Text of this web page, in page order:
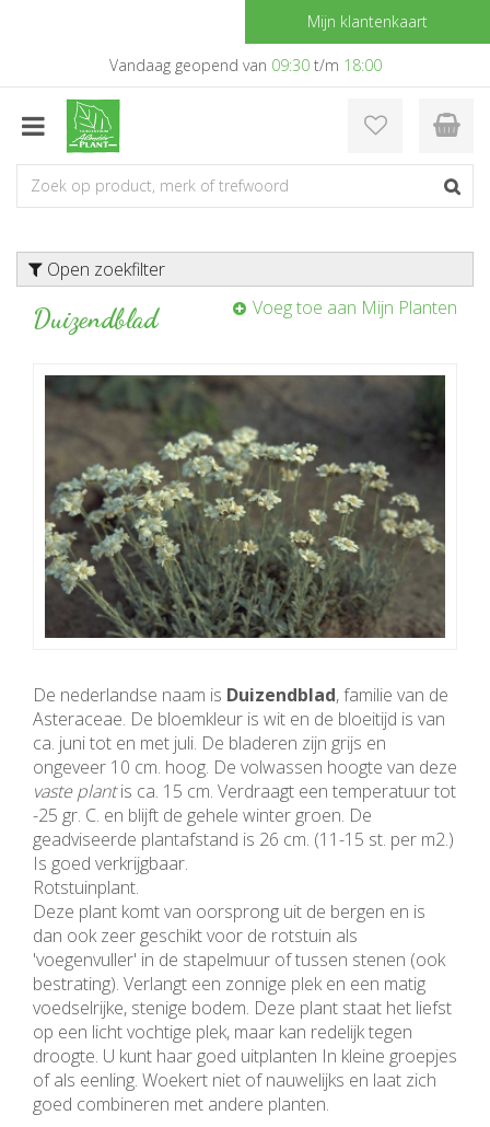
a
Mijn klantenkaart
Vandaag geopend van 09:30t/m 18:00
Open zoekfilter
Duizendblad Voeg toe aan Mijn Planten
De nederlandse naam is Duizendblad, familie van de
Asteraceae. De bloemkleur is wit en de bloeitijd is van
ca. juni tot en met juli. De bladeren zijn grijs en
ongeveer 10 cm. hoog. De volwassen hoogte van deze
vaste plantis ca. 15 cm. Verdraagt een temperatuur tot
-25 gr. C. en blijft de gehele winter groen. De
geadviseerde plantafstand is 26 cm. (11-15 st. per m2.)
Is goed verkrijgbaar.
Rotstuinplant.
Deze plant komt van oorsprong uit de bergen en is
dan ook zeer geschikt voor de rotstuin als
'voegenvuller' in de stapelmuur of tussen stenen (ook
bestrating). Verlangt een zonnige plek en een matig
voedselrijke, stenige bodem. Deze plant staat het liefst
op een licht vochtige plek, maar kan redelijk tegen
droogte. U kunt haar goed uitplanten In kleine groepjes
of als eenling. Woekert niet of nauwelijks en laat zich
goed combineren met andere planten.